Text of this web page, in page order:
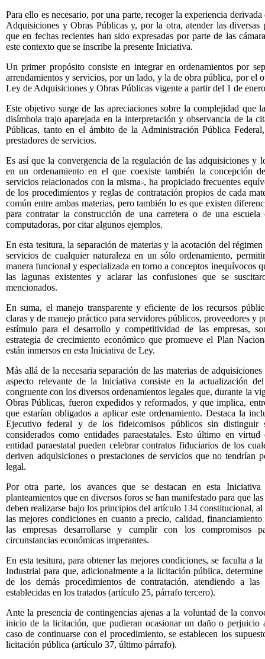
Para ello es necesario, por una parte, recoger la experiencia
Adquisiciones y Obras Públicas y, por la otra, atender las diversas
que en fechas recientes han sido expresadas por parte de las
este contexto que se inscribe la presente Iniciativa.
Un primer propósito consiste en integrar en ordenamientos por
arrendamientos y servicios, por un lado, y la de obra pública, por el
Ley de Adquisiciones y Obras Públicas vigente a partir del 1 de
Este objetivo surge de las apreciaciones sobre la complejidad que
disímbola trajo aparejada en la interpretación y observancia de la
Públicas, tanto en el ámbito de la Administración Pública
prestadores de servicios.
Es así que la convergencia de la regulación de las adquisiciones y
en un ordenamiento en el que coexiste también la concepción
servicios relacionados con la misma-, ha propiciado frecuentes
de los procedimientos y reglas de contratación propios de cada
común entre ambas materias, pero también lo es que existen
para contratar la construcción de una carretera o de una
computadoras, por citar algunos ejemplos.
En esta tesitura, la separación de materias y la acotación del
servicios de cualquier naturaleza en un sólo ordenamiento,
manera funcional y especializada en torno a conceptos inequívocos
las lagunas existentes y aclarar las confusiones que se
mencionados.
En suma, el manejo transparente y eficiente de los recursos
claras y de manejo práctico para servidores públicos, proveedores y
estímulo para el desarrollo y competitividad de las empresas,
estrategia de crecimiento económico que promueve el Plan
están inmersos en esta Iniciativa de Ley.
Más allá de la necesaria separación de las materias de
aspecto relevante de la Iniciativa consiste en la actualización
congruente con los diversos ordenamientos legales que, durante la
Obras Públicas, fueron expedidos y reformados, y que implica,
que estarían obligados a aplicar este ordenamiento. Destaca la
Ejecutivo federal y de los fideicomisos públicos sin
considerados como entidades paraestatales. Esto último en
entidad paraestatal pueden celebrar contratos fiduciarios de los
deriven adquisiciones o prestaciones de servicios que no tendrían
legal.
Por otra parte, los avances que se destacan en esta
planteamientos que en diversos foros se han manifestado para que
deben realizarse bajo los principios del artículo 134 constitucional,
las mejores condiciones en cuanto a precio, calidad,
las empresas desarrollarse y cumplir con los compromisos
circunstancias económicas imperantes.
En esta tesitura, para obtener las mejores condiciones, se faculta a
Industrial para que, adicionalmente a la licitación pública,
de los demás procedimientos de contratación, atendiendo a
establecidas en los tratados (artículo 25, párrafo tercero).
Ante la presencia de contingencias ajenas a la voluntad de la
inicio de la licitación, que pudieran ocasionar un daño o perjuicio
caso de continuarse con el procedimiento, se establecen los
licitación pública (artículo 37, último párrafo).